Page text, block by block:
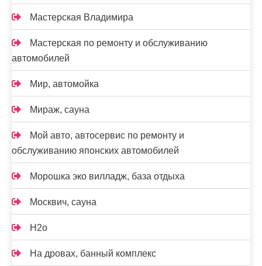
Мастерская Владимира
Мастерская по ремонту и обслуживанию
автомобилей
Мир, автомойка
Мираж, сауна
Мой авто, автосервис по ремонту и
обслуживанию японских автомобилей
Морошка эко вилладж, база отдыха
Москвич, сауна
Н2о
На дровах, банный комплекс